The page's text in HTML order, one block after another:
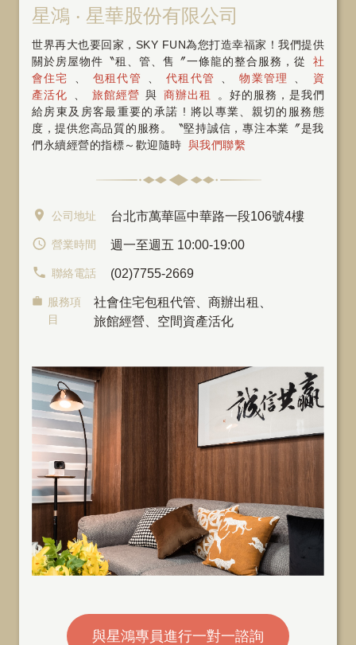
星鴻 ‧ 星華股份有限公司
世界再大也要回家，SKY FUN為您打造幸福家！我們提供
關於房屋物件〝租、管、售〞一條龍的整合服務，從
社
會住宅
、 包租代管 、 代租代管 、 物業管理 、
資
產活化
、 旅館經營 與 商辦出租
。好的服務，是我們
給房東及房客最重要的承諾 ! 將以專業、親切的服務態
度，提供您高品質的服務。〝堅持誠信，專注本業〞是我
們永續經營的指標～歡迎隨時 與我們聯繫
公司地址 台北市萬華區中華路一段106號4樓
營業時間 週一至週五 10:00-19:00
聯絡電話 (02)7755-2669
服務項
目
社會住宅包租代管 、商辦出租
旅館經營、空間資產活化
與星鴻專員進行一對一諮詢